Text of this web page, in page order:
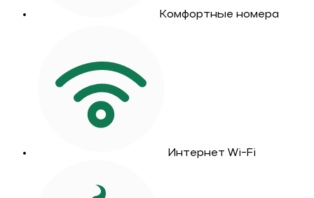
Комфортные номера
Интернет Wi-Fi